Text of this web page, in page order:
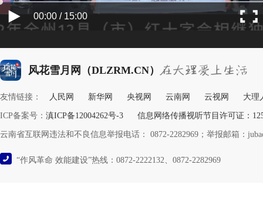
00:00 / 15:00
风花雪月网（DLZRM.CN）
友情链接： 人民网 新华网 央视网 云南网 云视网 大理
ICP备案号： 滇ICP备12004262号-3 信息网络传播视听节目许可证：
云南省互联网违法和不良信息举报电话： 0872-2282969；举报邮箱：
“作风革命 效能建设”热线：0872-2222132、0872-2282969